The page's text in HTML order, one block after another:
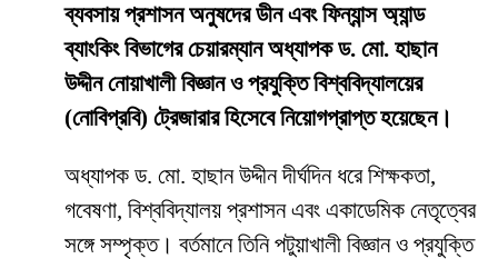
ব্যবসায় প্রশাসন অনুষদের ডীন এবং ফিন্যান্স অ্যান্ড
ব্যাংকিং বিভাগের চেয়ারম্যান অধ্যাপক ড. মো. হাছান
উদ্দীন নোয়াখালী বিজ্ঞান ও প্রযুক্তি বিশ্ববিদ্যালয়ের
(নোবিপ্রবি) ট্রেজারার হিসেবে নিয়োগপ্রাপ্ত হয়েছেন।
অধ্যাপক ড. মো. হাছান উদ্দীন দীর্ঘদিন ধরে শিক্ষকতা,
গবেষণা, বিশ্ববিদ্যালয় প্রশাসন এবং একাডেমিক নেতৃত্বের
সঙ্গে সম্পৃক্ত। বর্তমানে তিনি পটুয়াখালী বিজ্ঞান ও প্রযুক্তি